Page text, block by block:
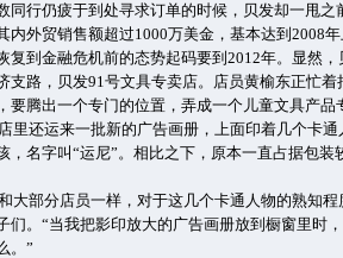
同行仍疲于到处寻求订单的时候，贝发却一甩
内外贸销售额超过1000万美金，基本达到2008
复到金融危机前的态势起码要到2012年。显然
支路，贝发91号文具专卖店。店员黄榆东正忙
要腾出一个专门的位置，弄成一个儿童文具产品
店里还运来一批新的广告画册，上面印着几个卡
，名字叫“运尼”。相比之下，原本一直占据包装
大部分店员一样，对于这几个卡通人物的熟知
们。“当我把影印放大的广告画册放到橱窗里时
。”